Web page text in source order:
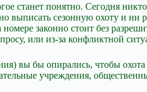
станет понятно. Сегодня
сезонную охоту и ни
законно стоит без
или из-за конфликтной
вы бы опирались, чтобы
учреждения,